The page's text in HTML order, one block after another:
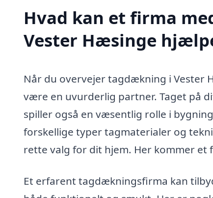
Hvad kan et firma
Vester Hæsinge
Når du overvejer tagdækning i Vester
være en uvurderlig partner. Taget på
spiller også en væsentlig rolle i
forskellige typer tagmaterialer og
rette valg for dit hjem. Her kommer
Et erfarent tagdækningsfirma kan